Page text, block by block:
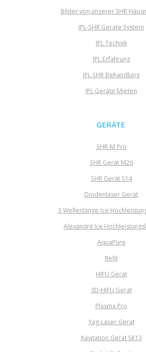
Bilder von unserer SHR
IPL-SHR Geräte System
IPL Technik
IPL Erfahrung
IPL SHR Behandlung
IPL Geräte Mieten
GERÄTE
SHR-M Pro
SHR Gerät M26
SHR Gerät S14
Diodenlaser Gerät
3 Wellenlänge Ice
Alexandrit Ice
AquaPure
Refit
HIFU Gerät
3D-HIFU Gerät
Plasma Pro
Yag-Laser Gerät
Kavitation Gerät SK13